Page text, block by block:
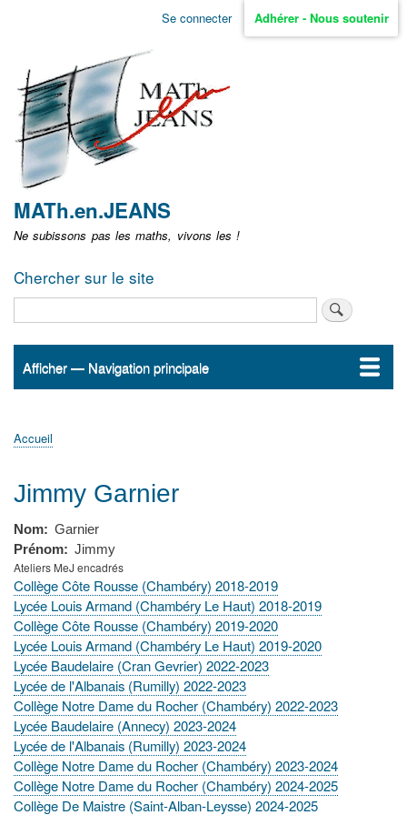
Aller
non
identifié
Se connecter Adhérer - Nous soutenir
MATh.en.JEANS
Ne subissons pas les maths, vivons les !
Chercher sur le site
Navigation
Afficher — Navigation principale
Accueil
ActualitésMATh.en.JEANS ?
Régions et Ateliers
Créer, gérer un atelier
Sujets/Publications
Congrès
d'Ariane
Accueil
Jimmy Garnier
Nom
Garnier
Prénom
Jimmy
Ateliers MeJ encadrés
Collège Côte Rousse (Chambéry) 2018-2019
Lycée Louis Armand (Chambéry Le Haut) 2018-2019
Collège Côte Rousse (Chambéry) 2019-2020
Lycée Louis Armand (Chambéry Le Haut) 2019-2020
Lycée Baudelaire (Cran Gevrier) 2022-2023
Lycée de l'Albanais (Rumilly) 2022-2023
Collège Notre Dame du Rocher (Chambéry) 2022-2023
Lycée Baudelaire (Annecy) 2023-2024
Lycée de l'Albanais (Rumilly) 2023-2024
Collège Notre Dame du Rocher (Chambéry) 2023-2024
Collège Notre Dame du Rocher (Chambéry) 2024-2025
Collège De Maistre (Saint-Alban-Leysse) 2024-2025